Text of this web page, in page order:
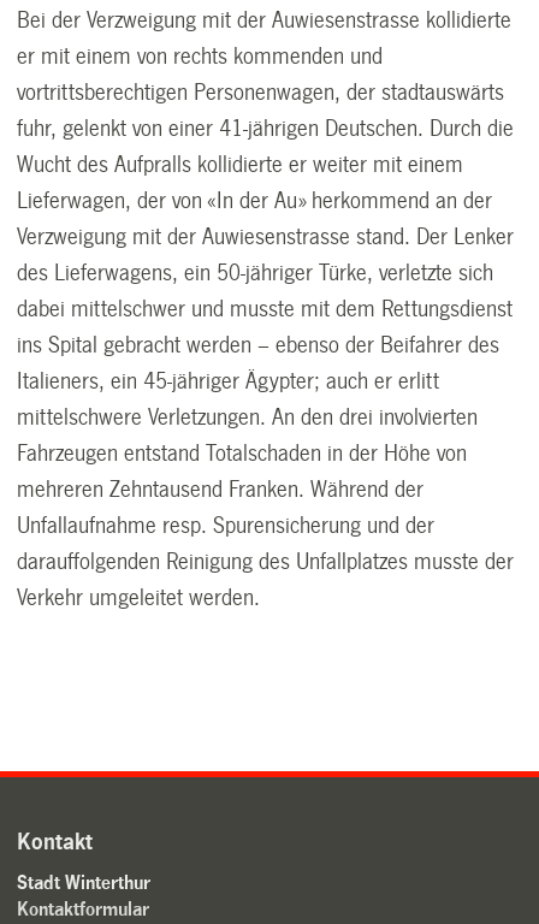
Bei der Verzweigung mit der Auwiesenstrasse kollidierte
er mit einem von rechts kommenden und
vortrittsberechtigen Personenwagen, der stadtauswärts
fuhr, gelenkt von einer 41-jährigen Deutschen. Durch die
Wucht des Aufpralls kollidierte er weiter mit einem
Lieferwagen, der von «In der Au» herkommend an der
Verzweigung mit der Auwiesenstrasse stand. Der Lenker
des Lieferwagens, ein 50-jähriger Türke, verletzte sich
dabei mittelschwer und musste mit dem Rettungsdienst
ins Spital gebracht werden – ebenso der Beifahrer des
Italieners, ein 45-jähriger Ägypter; auch er erlitt
mittelschwere Verletzungen. An den drei involvierten
Fahrzeugen entstand Totalschaden in der Höhe von
mehreren Zehntausend Franken. Während der
Unfallaufnahme resp. Spurensicherung und der
darauffolgenden Reinigung des Unfallplatzes musste der
Verkehr umgeleitet werden.
Kontakt
Stadt Winterthur
Kontaktformular